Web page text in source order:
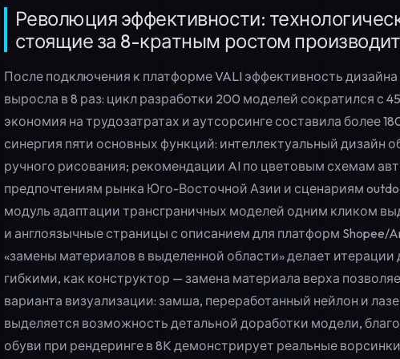
Революция эффективности:
стоящие за 8-кратным ростом
После подключения к платформе VALI эффективность
выросла в 8 раз: цикл разработки 200 моделей сократился с
экономия на трудозатратах и аутсорсинге составила более
синергия пяти основных функций: интеллектуальный дизайн
ручного рисования; рекомендации AI по цветовым схемам
предпочтениям рынка Юго-Восточной Азии и сценариям
модуль адаптации трансграничных моделей одним кликом
и англоязычные страницы с описанием для платформ Shopee/
«замены материалов в выделенной области» делает итерации
гибкими, как конструктор — замена материала верха
варианта визуализации: замша, переработанный нейлон и
выделяется возможность детальной доработки модели,
обуви при рендеринге в 8K демонстрирует реальные